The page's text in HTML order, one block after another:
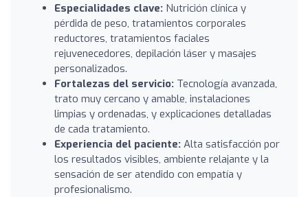
Especialidades clave: Nutrición clínica y
pérdida de peso, tratamientos corporales
reductores, tratamientos faciales
rejuvenecedores, depilación láser y masajes
personalizados.
Fortalezas del servicio: Tecnología avanzada,
trato muy cercano y amable, instalaciones
limpias y ordenadas, y explicaciones detalladas
de cada tratamiento.
Experiencia del paciente: Alta satisfacción por
los resultados visibles, ambiente relajante y la
sensación de ser atendido con empatía y
profesionalismo.